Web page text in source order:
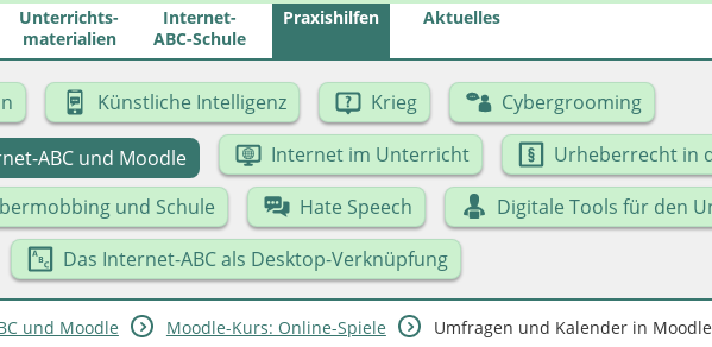
Unterrichts­
materialien
Internet-
ABC-Schule
Praxishilfen Aktuelles
Künstliche Intelligenz Krieg
Cybergrooming
ABC und Moodle Internet im Unterricht
Urheberrecht in
und Schule Hate Speech
Digitale Tools für den
Das Internet-ABC als Desktop-Verknüpfung
und Moodle Moodle-Kurs: Online-Spiele Umfragen und Kalender in Moodle